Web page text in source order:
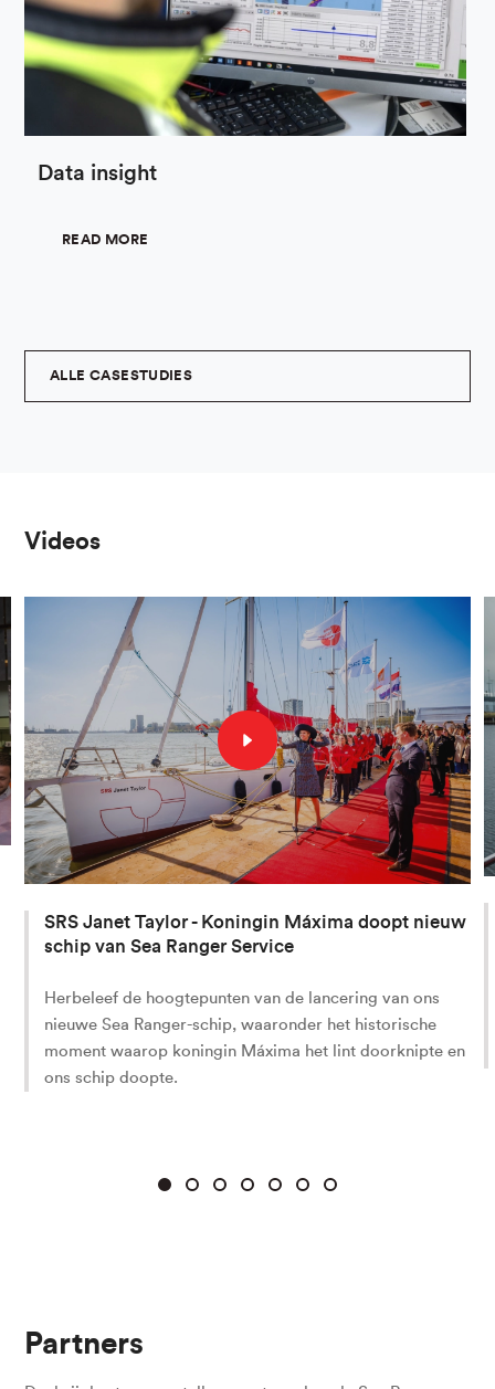
Data insight
READ MORE
ALLE CASESTUDIES
Videos
SRS Janet Taylor - Koningin Máxima doopt nieuw
schip van Sea Ranger Service
Herbeleef de hoogtepunten van de lancering van ons
nieuwe Sea Ranger-schip, waaronder het historische
moment waarop koningin Máxima het lint doorknipte en
ons schip doopte.
Partners